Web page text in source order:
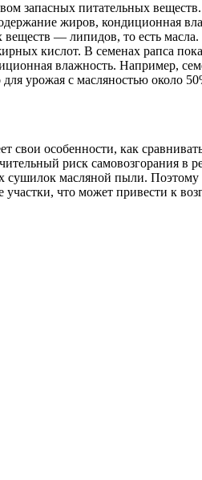
запасных питательных
жиров, кондиционная
— липидов, то есть масла.
кислот. В семенах рапса
влажность. Например,
урожая с масляностью около
особенности, как
риск самовозгорания в
сушилок масляной пыли.
что может привести к